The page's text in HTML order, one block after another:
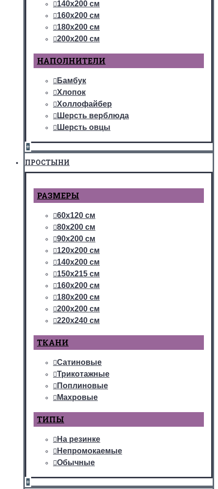
140х200 см
160х200 см
180х200 см
200х200 см
НАПОЛНИТЕЛИ
Бамбук
Хлопок
Холлофайбер
Шерсть верблюда
Шерсть овцы
+
ПРОСТЫНИ
РАЗМЕРЫ
60х120 см
80х200 см
90х200 см
120х200 см
140х200 см
150х215 см
160х200 см
180х200 см
200х200 см
220х240 см
ТКАНИ
Сатиновые
Трикотажные
Поплиновые
Махровые
ТИПЫ
На резинке
Непромокаемые
Обычные
+